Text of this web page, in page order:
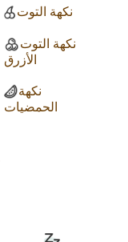
نكهة التوت
نكهة التوت
الأزرق
نكهة
الحمضيات